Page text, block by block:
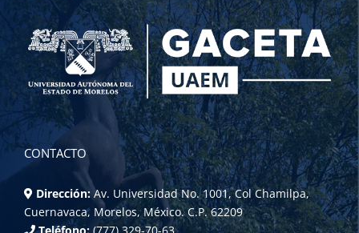
CONTACTO
Dirección: Av. Universidad No. 1001, Col Chamilpa,
Cuernavaca, Morelos, México. C.P. 62209
Teléfono: (777) 329-70-63